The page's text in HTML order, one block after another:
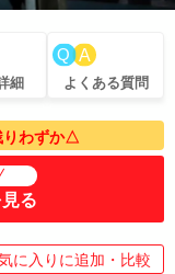
細 よくある質問
りわずか△
る
に入りに追加・比較